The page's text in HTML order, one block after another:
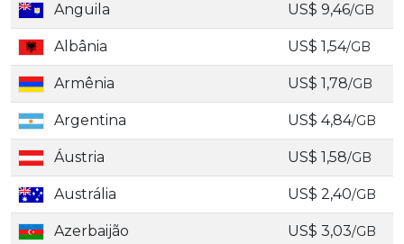
Anguila US$ 9,46/GB
Albânia US$ 1,54/GB
Armênia US$ 1,78/GB
Argentina US$ 4,84/GB
Áustria US$ 1,58/GB
Austrália US$ 2,40/GB
Azerbaijão US$ 3,03/GB